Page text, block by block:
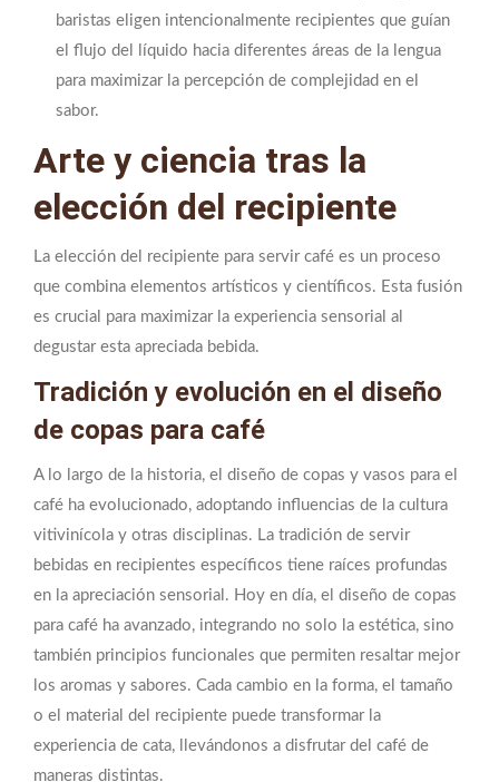
baristas eligen intencionalmente recipientes que guían
el flujo del líquido hacia diferentes áreas de la lengua
para maximizar la percepción de complejidad en el
sabor.
Arte y ciencia tras la
elección del recipiente
La elección del recipiente para servir café es un proceso
que combina elementos artísticos y científicos. Esta fusión
es crucial para maximizar la experiencia sensorial al
degustar esta apreciada bebida.
Tradición y evolución en el diseño
de copas para café
A lo largo de la historia, el diseño de copas y vasos para el
café ha evolucionado, adoptando influencias de la cultura
vitivinícola y otras disciplinas. La tradición de servir
bebidas en recipientes específicos tiene raíces profundas
en la apreciación sensorial. Hoy en día, el diseño de copas
para café ha avanzado, integrando no solo la estética, sino
también principios funcionales que permiten resaltar mejor
los aromas y sabores. Cada cambio en la forma, el tamaño
o el material del recipiente puede transformar la
experiencia de cata, llevándonos a disfrutar del café de
maneras distintas.